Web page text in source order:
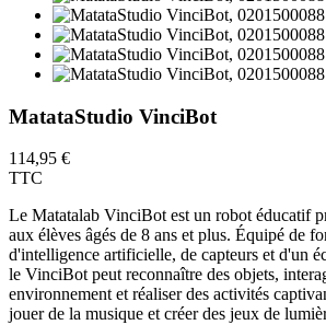
MatataStudio VinciBot
114,95 €
TTC
Le Matatalab VinciBot est un robot éducatif
aux élèves âgés de 8 ans et plus. Équipé de
d'intelligence artificielle, de capteurs et d'un
le VinciBot peut reconnaître des objets,
environnement et réaliser des activités
jouer de la musique et créer des jeux de